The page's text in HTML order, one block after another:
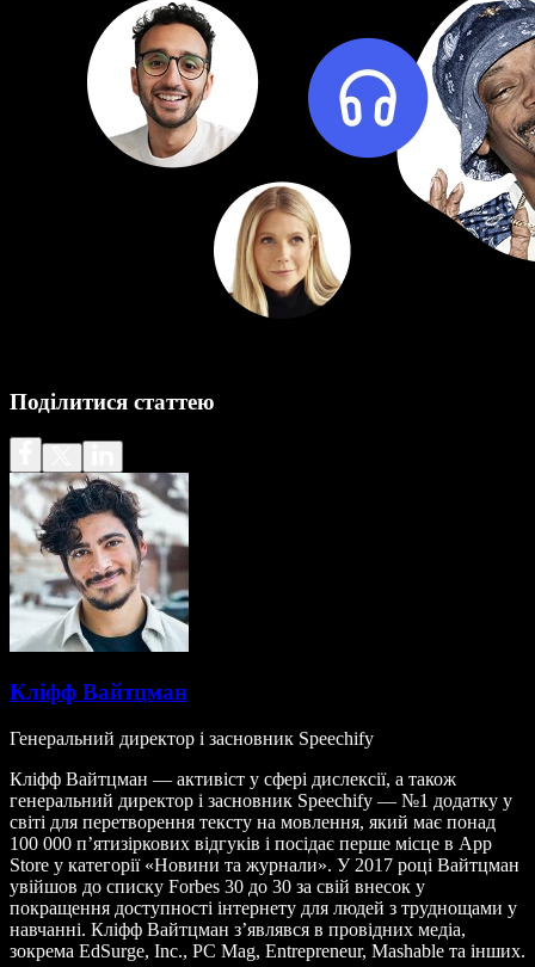
Поділитися статтею
Кліфф Вайтцман
Генеральний директор і засновник Speechify
Кліфф Вайтцман — активіст у сфері дислексії, а також
генеральний директор і засновник Speechify — №1 додатку у
світі для перетворення тексту на мовлення, який має понад
100 000 п’ятизіркових відгуків і посідає перше місце в App
Store у категорії «Новини та журнали». У 2017 році Вайтцман
увійшов до списку Forbes 30 до 30 за свій внесок у
покращення доступності інтернету для людей з труднощами у
навчанні. Кліфф Вайтцман з’являвся в провідних медіа,
зокрема EdSurge, Inc., PC Mag, Entrepreneur, Mashable та інших.